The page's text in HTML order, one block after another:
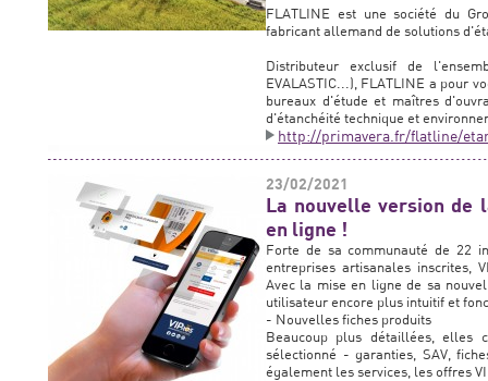
FLATLINE est une société du
fabricant allemand de solutions
Distributeur exclusif de
EVALASTIC...), FLATLINE a pour
bureaux d'étude et maîtres
d'étanchéité technique et
http://primavera.fr/flatline/
23/02/2021
La nouvelle version de
en ligne !
Forte de sa communauté de 22
entreprises artisanales inscrites,
Avec la mise en ligne de sa
utilisateur encore plus intuitif et
- Nouvelles fiches produits
Beaucoup plus détaillées, elles
sélectionné - garanties, SAV,
également les services, les offres